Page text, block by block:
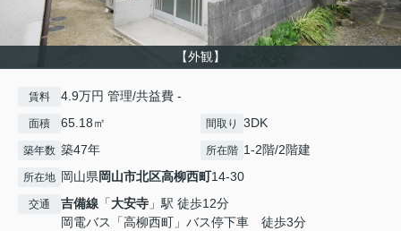
【外観】
賃料 4.9万円 管理/共益費 -
面積 65.18㎡ 間取り 3DK
築年数 築47年 所在階 1-2階/2階建
所在地 岡山県岡山市北区高柳西町14-30
交通 吉備線 「大安寺 」駅 徒歩12分
岡電バス「高柳西町」バス停下車 徒歩3分